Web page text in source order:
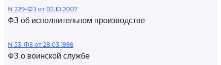
N 229-ФЗ от 02.10.2007
ФЗ об исполнительном производстве
N 53-ФЗ от 28.03.1998
ФЗ о воинской службе